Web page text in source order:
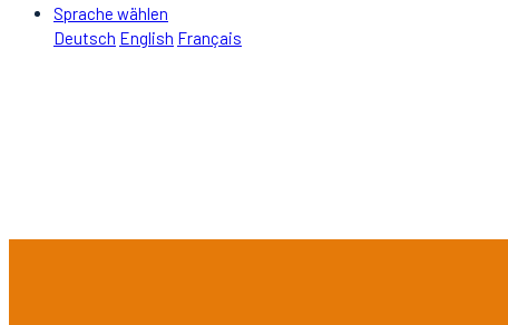
Sprache wählen
Deutsch English Français